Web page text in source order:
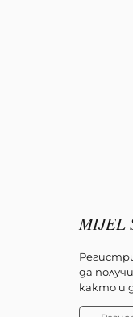
MIJEL
да
както и